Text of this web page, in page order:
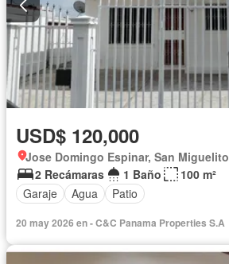
USD$ 120,000
Jose Domingo Espinar, San Miguelito
2 Recámaras
1 Baño
100 m²
Garaje
Agua Patio
20 may 2026 en - C&C Panama Properties S.A